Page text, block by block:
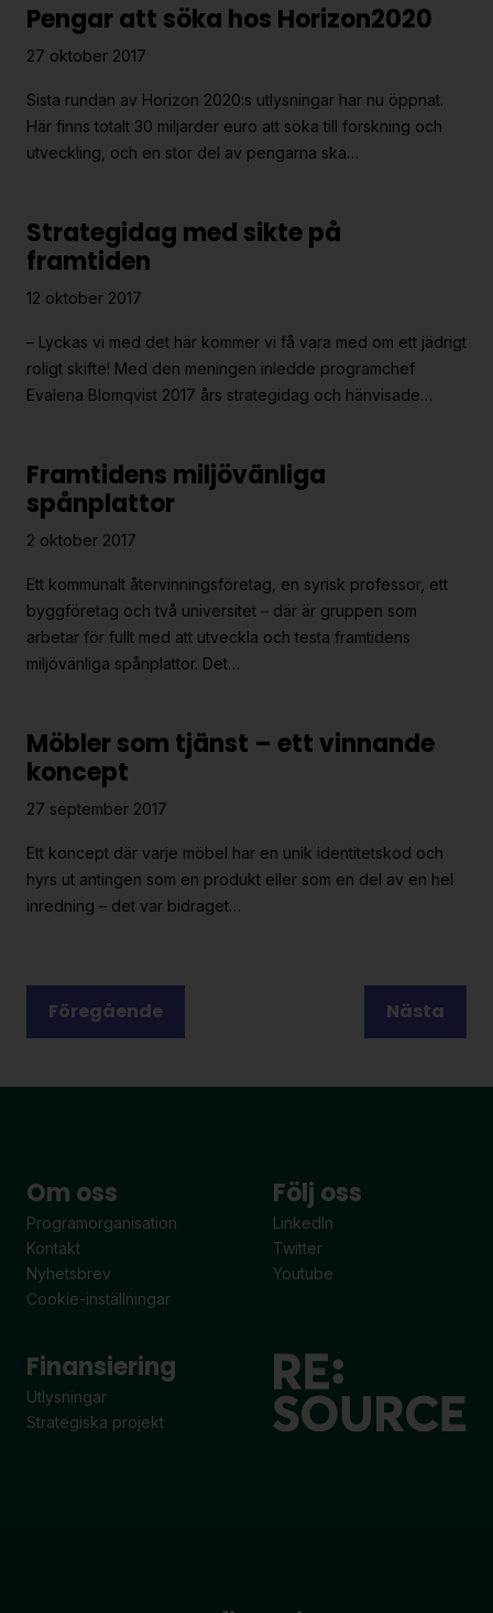
Pengar att söka hos Horizon2020
27 oktober 2017
Sista rundan av Horizon 2020:s utlysningar har nu öppnat.
Här finns totalt 30 miljarder euro att söka till forskning och
utveckling, och en stor del av pengarna ska…
Strategidag med sikte på
framtiden
12 oktober 2017
– Lyckas vi med det här kommer vi få vara med om ett jädrigt
roligt skifte! Med den meningen inledde programchef
Evalena Blomqvist 2017 års strategidag och hänvisade…
Framtidens miljövänliga
spånplattor
2 oktober 2017
Ett kommunalt återvinningsföretag, en syrisk professor, ett
byggföretag och två universitet – där är gruppen som
arbetar för fullt med att utveckla och testa framtidens
miljövänliga spånplattor. Det…
Möbler som tjänst – ett vinnande
koncept
27 september 2017
Ett koncept där varje möbel har en unik identitetskod och
hyrs ut antingen som en produkt eller som en del av en hel
inredning – det var bidraget…
Posts
pagination
Föregående Nästa
Om oss
Programorganisation
Kontakt
Nyhetsbrev
Cookie-inställningar
Följ oss
LinkedIn
Twitter
Youtube
Finansiering
Utlysningar
Strategiska projekt